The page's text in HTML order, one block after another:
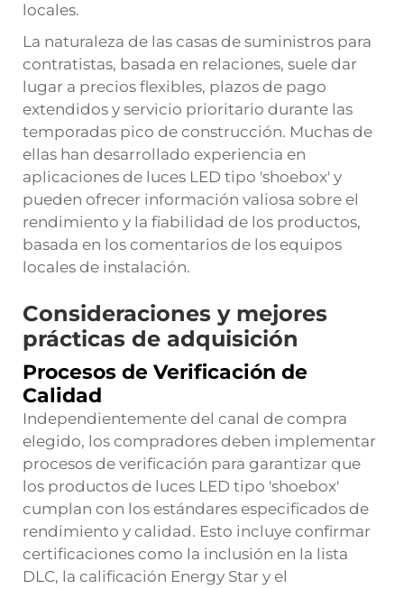
locales.
La naturaleza de las casas de suministros para
contratistas, basada en relaciones, suele dar
lugar a precios flexibles, plazos de pago
extendidos y servicio prioritario durante las
temporadas pico de construcción. Muchas de
ellas han desarrollado experiencia en
aplicaciones de luces LED tipo 'shoebox' y
pueden ofrecer información valiosa sobre el
rendimiento y la fiabilidad de los productos,
basada en los comentarios de los equipos
locales de instalación.
Consideraciones y mejores
prácticas de adquisición
Procesos de Verificación de
Calidad
Independientemente del canal de compra
elegido, los compradores deben implementar
procesos de verificación para garantizar que
los productos de luces LED tipo 'shoebox'
cumplan con los estándares especificados de
rendimiento y calidad. Esto incluye confirmar
certificaciones como la inclusión en la lista
DLC, la calificación Energy Star y el